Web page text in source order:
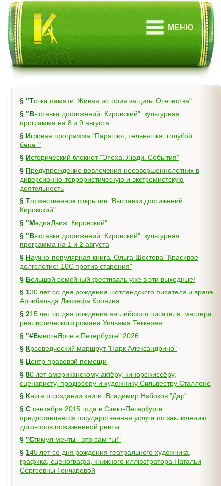
МЕНЮ
§
"Точка памяти: Живая история защиты Отечества"
§ "Выставка достижений: Кировский": культурная
программа на 8 и 9 августа
§ Игровая программа "Парашют, тельняшка, голубой
берет"
§
Исторический блокнот "Эпоха. Люди. События"
§ Предупреждение вовлечения несовершеннолетних в
диверсионно-террористическую и экстремистскую
деятельность
§ Торжественное открытие "Выставки достижений:
Кировский"
§
"МедиаДвиж: Кировский"
§ "Выставка достижений: Кировский": культурная
программа на 1 и 2 августа
§ Научно-популярная книга. Ольга Шестова "Красивое
долголетие: 10C против старения"
§
Большой семейный фестиваль уже в эти выходные!
§ 130 лет со дня рождения шотландского писателя и врача
Арчибальда Джозефа Кронина
§ 215 лет со дня рождения английского писателя, мастера
реалистического романа Уильяма Теккерея
§
"#ВместеЯрче в Петербурге" 2026
§
Краеведческий маршрут "Парк Александрино"
§
Центр правовой помощи
§ 80 лет американскому актёру, кинорежиссёру,
сценаристу, продюсеру и художнику Сильвестру Сталлоне
§
Книга о создании книги. Владимир Набоков "Дар"
§ С сентября 2015 года в Санкт-Петербурге
предоставляется государственная услуга по заключению
договоров пожизненной ренты
§
"Стимул мечты - это сам ты!"
§ 145 лет со дня рождения театрального художника,
графика, сценографа, книжного иллюстратора Натальи
Сергеевны Гончаровой